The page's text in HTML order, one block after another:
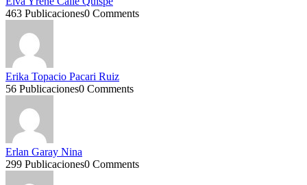
463 Publicaciones0 Comments
Erika Topacio Pacari Ruiz
56 Publicaciones0 Comments
Erlan Garay Nina
299 Publicaciones0 Comments